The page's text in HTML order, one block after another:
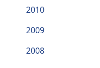
2010
2009
2008